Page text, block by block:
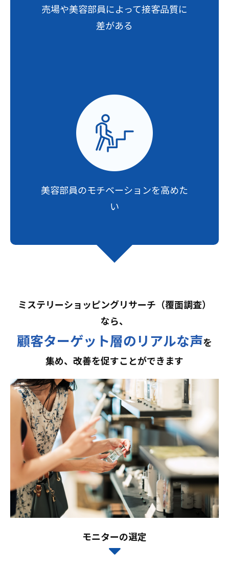
売場や美容部員によって接客品質に
差がある
美容部員のモチベーションを高めた
い
ミステリーショッピングリサーチ（覆面調査）
なら、
顧客ターゲット層のリアルな声を
集め、改善を促すことができます
モニターの選定